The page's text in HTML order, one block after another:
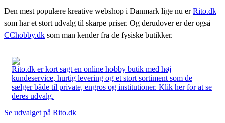
Den mest populære kreative webshop i Danmark lige nu erRito.dk
som har et stort udvalg til skarpe priser. Og derudover er der også
CChobby.dk som man kender fra de fysiske butikker.
Rito.dk er kort sagt en online hobby butik med høj
kundeservice, hurtig levering og et stort sortiment som de
sælger både til private, engros og institutioner. Klik her for at se
deres udvalg.
Se udvalget på Rito.dk